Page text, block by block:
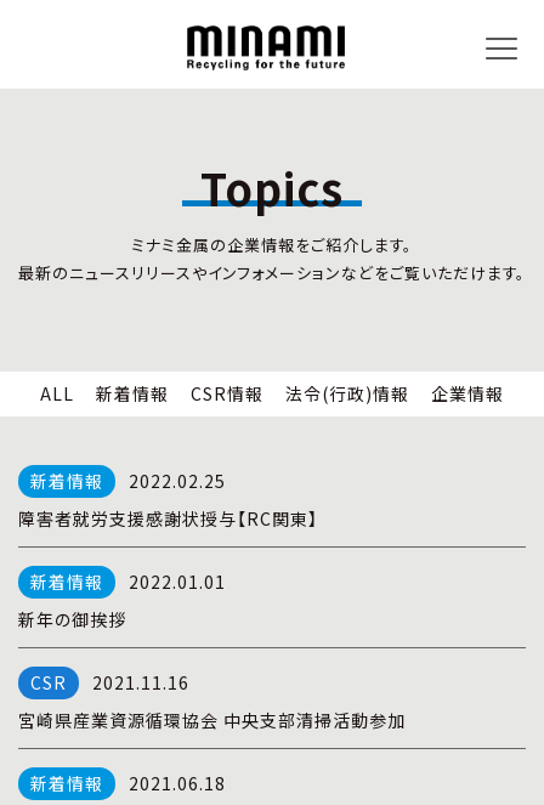
CSR情報
企業情報
全国事業所紹介
事業内容
リサイクルサービス
小型家電リサイクル法
全国の回収対応
Topics
ミナミ金属の企業情報をご紹介します。
最新のニュースリリースやインフォメーションなどをご覧いただけます。
ALL 新着情報 CSR情報 法令(行政)情報 企業情報
2022.02.25
障害者就労支援感謝状授与【RC関東】
2022.01.01
新年の御挨拶
2021.11.16
宮崎県産業資源循環協会 中央支部清掃活動参加
2021.06.18